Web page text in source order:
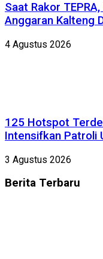
Saat Rakor
Anggaran Kalteng
4 Agustus 2026
125 Hotspot
Intensifkan Patroli
3 Agustus 2026
Berita Terbaru